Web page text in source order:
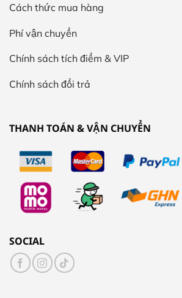
Cách thức mua hàng
Phí vận chuyển
Chính sách tích điểm & VIP
Chính sách đổi trả
THANH TOÁN & VẬN CHUYỂN
SOCIAL